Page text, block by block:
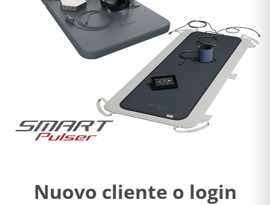
Nuovo cliente o login